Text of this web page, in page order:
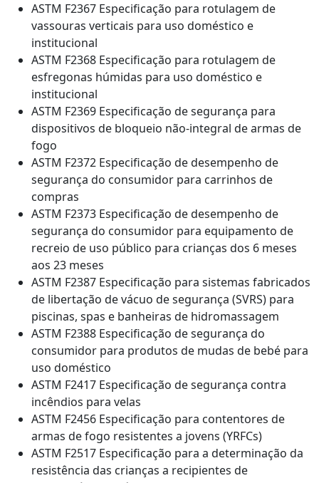
ASTM F2367 Especificação para rotulagem de
vassouras verticais para uso doméstico e
institucional
ASTM F2368 Especificação para rotulagem de
esfregonas húmidas para uso doméstico e
institucional
ASTM F2369 Especificação de segurança para
dispositivos de bloqueio não-integral de armas de
fogo
ASTM F2372 Especificação de desempenho de
segurança do consumidor para carrinhos de
compras
ASTM F2373 Especificação de desempenho de
segurança do consumidor para equipamento de
recreio de uso público para crianças dos 6 meses
aos 23 meses
ASTM F2387 Especificação para sistemas fabricados
de libertação de vácuo de segurança (SVRS) para
piscinas, spas e banheiras de hidromassagem
ASTM F2388 Especificação de segurança do
consumidor para produtos de mudas de bebé para
uso doméstico
ASTM F2417 Especificação de segurança contra
incêndios para velas
ASTM F2456 Especificação para contentores de
armas de fogo resistentes a jovens (YRFCs)
ASTM F2517 Especificação para a determinação da
resistência das crianças a recipientes de